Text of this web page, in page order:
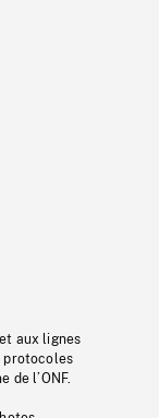
aux lignes
protocoles
de l’ONF.